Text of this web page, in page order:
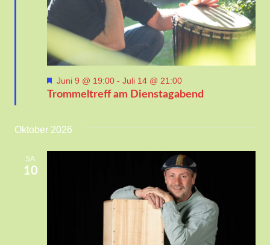
Trommeltreff am Dienstagabend
Hervorgehoben
Juni 9 @ 19:00 - Juli 14 @ 21:00
Oktober 2026
SA.
10